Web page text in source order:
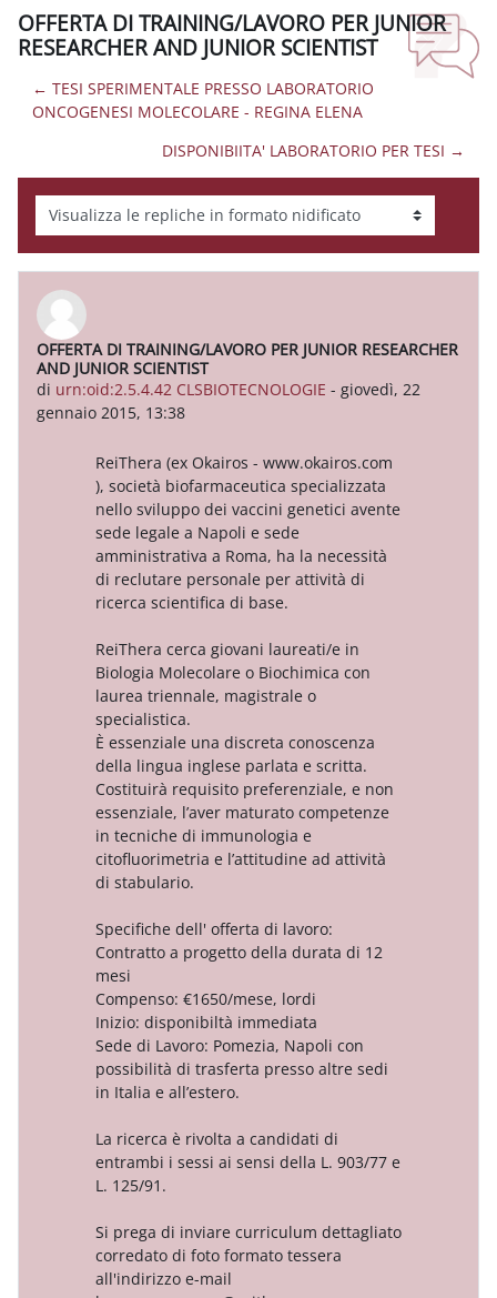
OFFERTA DI TRAINING/LAVORO PER JUNIOR
RESEARCHER AND JUNIOR SCIENTIST
← TESI SPERIMENTALE PRESSO LABORATORIO
ONCOGENESI MOLECOLARE - REGINA ELENA
DISPONIBIITA' LABORATORIO PER TESI →
Modalità visualizzazione
OFFERTA DI TRAINING/LAVORO PER JUNIOR RESEARCHER
AND JUNIOR SCIENTIST
di urn:oid:2.5.4.42 CLSBIOTECNOLOGIE - giovedì, 22
gennaio 2015, 13:38
Numero di risposte: 0
ReiThera (ex Okairos - www.okairos.com
), società biofarmaceutica specializzata
nello sviluppo dei vaccini genetici avente
sede legale a Napoli e sede
amministrativa a Roma, ha la necessità
di reclutare personale per attività di
ricerca scientifica di base.
ReiThera cerca giovani laureati/e in
Biologia Molecolare o Biochimica con
laurea triennale, magistrale o
specialistica.
È essenziale una discreta conoscenza
della lingua inglese parlata e scritta.
Costituirà requisito preferenziale, e non
essenziale, l’aver maturato competenze
in tecniche di immunologia e
citofluorimetria e l’attitudine ad attività
di stabulario.
Specifiche dell' offerta di lavoro:
Contratto a progetto della durata di 12
mesi
Compenso: €1650/mese, lordi
Inizio: disponibiltà immediata
Sede di Lavoro: Pomezia, Napoli con
possibilità di trasferta presso altre sedi
in Italia e all’estero.
La ricerca è rivolta a candidati di
entrambi i sessi ai sensi della L. 903/77 e
L. 125/91.
Si prega di inviare curriculum dettagliato
corredato di foto formato tessera
all'indirizzo e-mail